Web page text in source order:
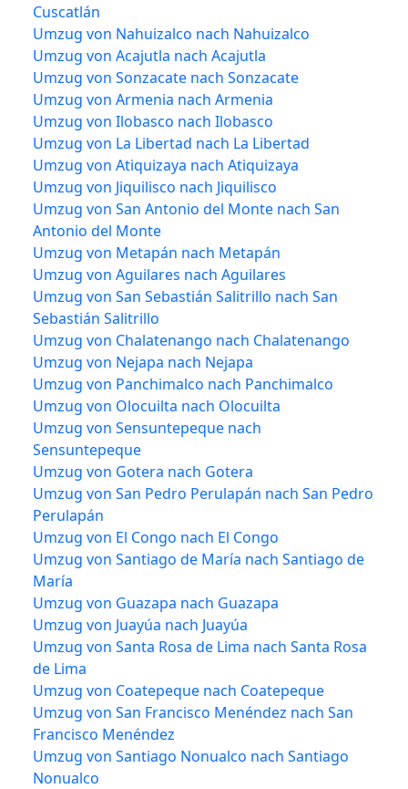
Cuscatlán
Umzug von Nahuizalco nach Nahuizalco
Umzug von Acajutla nach Acajutla
Umzug von Sonzacate nach Sonzacate
Umzug von Armenia nach Armenia
Umzug von Ilobasco nach Ilobasco
Umzug von La Libertad nach La Libertad
Umzug von Atiquizaya nach Atiquizaya
Umzug von Jiquilisco nach Jiquilisco
Umzug von San Antonio del Monte nach San
Antonio del Monte
Umzug von Metapán nach Metapán
Umzug von Aguilares nach Aguilares
Umzug von San Sebastián Salitrillo nach San
Sebastián Salitrillo
Umzug von Chalatenango nach Chalatenango
Umzug von Nejapa nach Nejapa
Umzug von Panchimalco nach Panchimalco
Umzug von Olocuilta nach Olocuilta
Umzug von Sensuntepeque nach
Sensuntepeque
Umzug von Gotera nach Gotera
Umzug von San Pedro Perulapán nach San Pedro
Perulapán
Umzug von El Congo nach El Congo
Umzug von Santiago de María nach Santiago de
María
Umzug von Guazapa nach Guazapa
Umzug von Juayúa nach Juayúa
Umzug von Santa Rosa de Lima nach Santa Rosa
de Lima
Umzug von Coatepeque nach Coatepeque
Umzug von San Francisco Menéndez nach San
Francisco Menéndez
Umzug von Santiago Nonualco nach Santiago
Nonualco